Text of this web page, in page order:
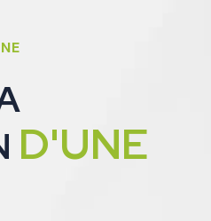
D'UNE